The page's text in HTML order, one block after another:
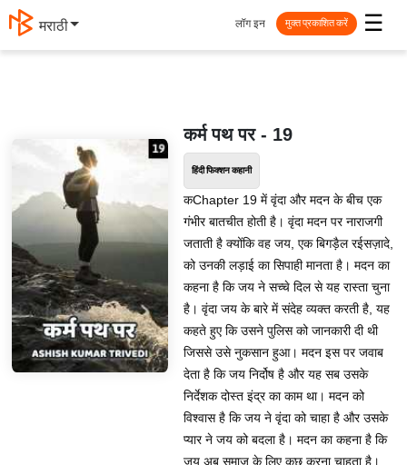
मराठी ☰
लॉग इन मुक्त प्रकाशित करें
कर्म पथ पर - 19
हिंदी फिक्शन कहानी
कChapter 19 में वृंदा और मदन के बीच एक
गंभीर बातचीत होती है। वृंदा मदन पर नाराजगी
जताती है क्योंकि वह जय, एक बिगड़ैल रईसज़ादे,
को उनकी लड़ाई का सिपाही मानता है। मदन का
कहना है कि जय ने सच्चे दिल से यह रास्ता चुना
है। वृंदा जय के बारे में संदेह व्यक्त करती है, यह
कहते हुए कि उसने पुलिस को जानकारी दी थी
जिससे उसे नुकसान हुआ। मदन इस पर जवाब
देता है कि जय निर्दोष है और यह सब उसके
निर्देशक दोस्त इंद्र का काम था। मदन को
विश्वास है कि जय ने वृंदा को चाहा है और उसके
प्यार ने जय को बदला है। मदन का कहना है कि
जय अब समाज के लिए कुछ करना चाहता है।